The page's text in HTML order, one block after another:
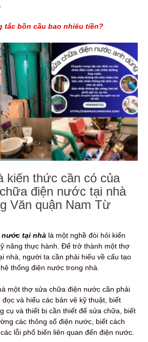
tắc bồn cầu bao nhiêu tiền?
kiến thức cần có của
điện nước tại nhà
Văn quận Nam Từ
tại nhà là một nghề đòi hỏi kiến
năng thực hành. Để trở thành một thợ
nhà, người ta cần phải hiểu về cấu tạo
thống điện nước trong nhà.
một thợ sửa chữa điện nước cần phải
và hiểu các bản vẽ kỹ thuật, biết
cụ và thiết bị cần thiết để sửa chữa, biết
các thông số điện nước, biết cách
lỗi phổ biến liên quan đến điện nước.